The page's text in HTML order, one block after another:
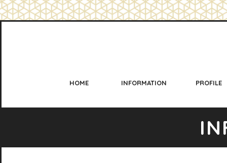
HOME INFORMATION PROFILE
IN